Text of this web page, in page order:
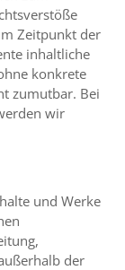
Zeitpunkt der
inhaltliche
konkrete
zumutbar. Bei
wir
und Werke
der